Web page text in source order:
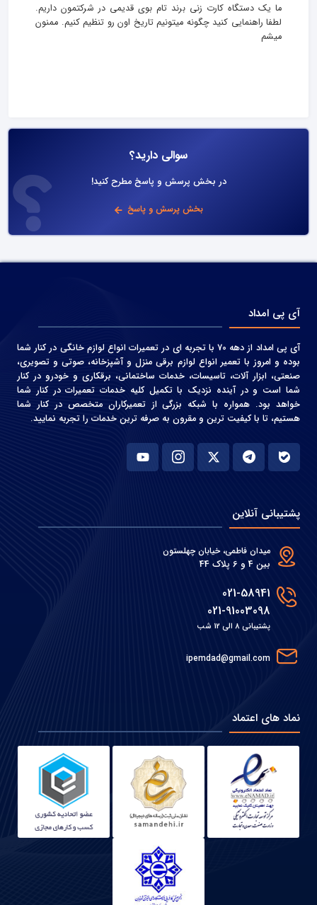
ما یک دستگاه کارت زنی برند تام بوی قدیمی در شرکتمون داریم.
لطفا راهنمایی کنید چگونه میتونیم تاریخ اون رو تنظیم کنیم. ممنون
میشم
سوالی دارید؟
در بخش پرسش و پاسخ مطرح کنید!
بخش پرسش و پاسخ
آی پی امداد
آی پی امداد از دهه 70 با تجربه ای در تعمیرات انواع لوازم خانگی در کنار شما
بوده و امروز با تعمیر انواع لوازم برقی منزل و آشپزخانه، صوتی و‌ تصویری،
صنعتی، ابزار آلات، تاسیسات، خدمات ساختمانی، برقکاری و خودرو در کنار
شما است و در آینده نزدیک با تکمیل کلیه خدمات تعمیرات در کنار شما
خواهد بود. همواره با شبکه بزرگی از تعمیرکاران متخصص در کنار شما
هستیم، تا با کیفیت ترین و مقرون به صرفه ترین خدمات را تجربه نمایید.
پشتیبانی آنلاین
میدان فاطمی، خیابان چهلستون
بین 4 و 6 پلاک 44
021-58941
021-91003098
پشتیبانی 8 الی 12 شب
ipemdad@gmail.com
نماد های اعتماد